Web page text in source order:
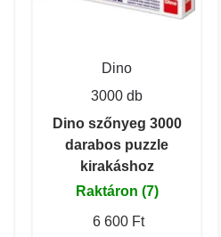
Dino
3000 db
Dino szőnyeg 3000
darabos puzzle
kirakáshoz
Raktáron (7)
6 600 Ft